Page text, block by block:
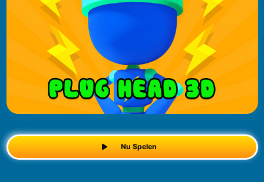
Nu Spelen